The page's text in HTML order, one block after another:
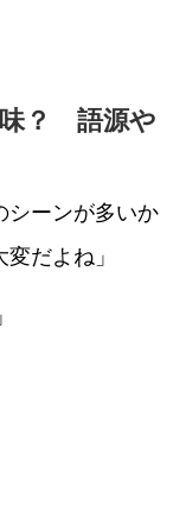
？ 語源や
シーンが多いか
だよね」